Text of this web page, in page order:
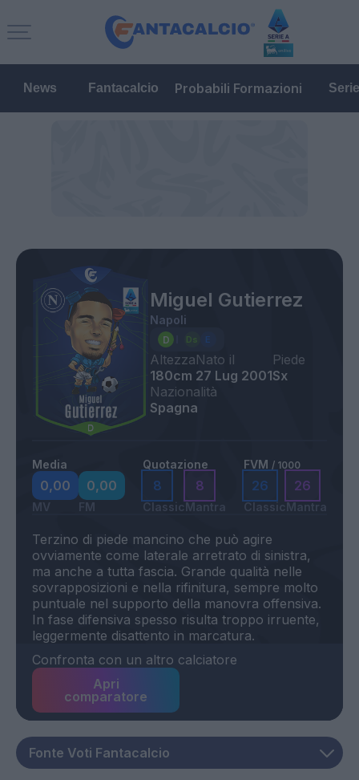
News Fantacalcio Probabili Formazioni
Miguel Gutierrez
Napoli
Altezza
180cm
Nato il
27 Lug 2001
Piede
Sx
Nazionalità
Spagna
Media
0,00
MV
0,00
FM
Quotazione
8
Classic
8
Mantra
FVM / 1000
26
Classic
26
Mantra
Terzino di piede mancino che può agire
ovviamente come laterale arretrato di sinistra,
ma anche a tutta fascia. Grande qualità nelle
sovrapposizioni e nella rifinitura, sempre molto
puntuale nel supporto della manovra offensiva.
In fase difensiva spesso risulta troppo irruente,
Confronta con un altro calciatore
Apri
comparatore